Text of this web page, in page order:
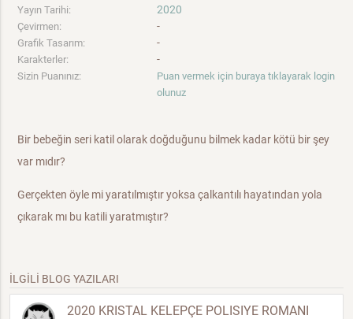
Yayın Tarihi: 2020
Çevirmen: -
Grafik Tasarım: -
Karakterler: -
Sizin Puanınız:
Puan vermek için buraya tıklayarak login
olunuz
Bir bebeğin seri katil olarak doğduğunu bilmek kadar kötü bir şey
var mıdır?
Gerçekten öyle mi yaratılmıştır yoksa çalkantılı hayatından yola
çıkarak mı bu katili yaratmıştır?
İLGİLİ BLOG YAZILARI
2020 KRISTAL KELEPÇE POLISIYE ROMANI